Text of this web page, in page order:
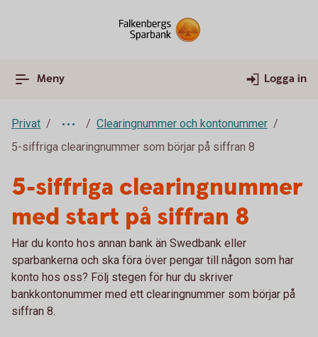
Meny Logga in
Privat
Clearingnummer och kontonummer
5-siffriga clearingnummer som börjar på siffran 8
5-siffriga clearingnummer
med start på siffran 8
Har du konto hos annan bank än Swedbank eller
sparbankerna och ska föra över pengar till någon som har
konto hos oss? Följ stegen för hur du skriver
bankkontonummer med ett clearingnummer som börjar på
siffran 8.